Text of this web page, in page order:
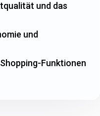
und das
und
Funktionen